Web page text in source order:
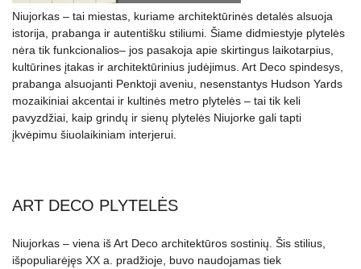
Niujorkas – tai miestas, kuriame architektūrinės detalės alsuoja
istorija, prabanga ir autentišku stiliumi. Šiame didmiestyje plytelės
nėra tik funkcionalios– jos pasakoja apie skirtingus laikotarpius,
kultūrines įtakas ir architektūrinius judėjimus. Art Deco spindesys,
prabanga alsuojanti Penktoji aveniu, nesenstantys Hudson Yards
mozaikiniai akcentai ir kultinės metro plytelės – tai tik keli
pavyzdžiai, kaip grindų ir sienų plytelės Niujorke gali tapti
įkvėpimu šiuolaikiniam interjerui.
ART DECO PLYTELĖS
Niujorkas – viena iš Art Deco architektūros sostinių. Šis stilius,
išpopuliarėjęs XX a. pradžioje, buvo naudojamas tiek